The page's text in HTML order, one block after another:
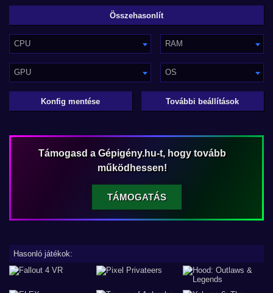
CPU RAM
GPU OS
Konfig mentése További beállítások
Támogasd a Gépigény.hu-t, hogy tovább
működhessen!
TÁMOGATÁS
Hasonló játékok: